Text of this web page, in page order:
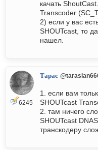
качать
Transcoder
2) если у вас
SHOUTcast, то
нашел.
6245
Тарас
1. если вам
SHOUTcast
2. там ничего
SHOUTcast
транскодеру